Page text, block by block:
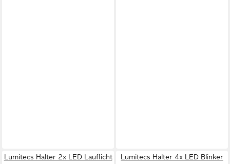
Lumitecs Halter 2x LED Lauflicht
Lumitecs Halter 4x LED Blinker